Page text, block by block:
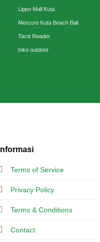
Lippo Mall Kuta
Mercure Kuta Beach Bali
Tarot Reader
toko outdoor
Informasi
Terms of Service
Privacy Policy
Terms & Conditions
Contact